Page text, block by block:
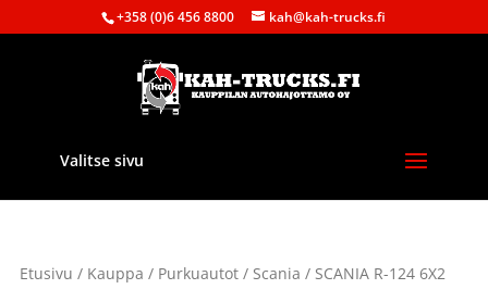
+358 (0)6 456 8800 kah@kah-trucks.fi
Valitse sivu
Etusivu / Kauppa / Purkuautot/ Scania / SCANIA R-124 6X2